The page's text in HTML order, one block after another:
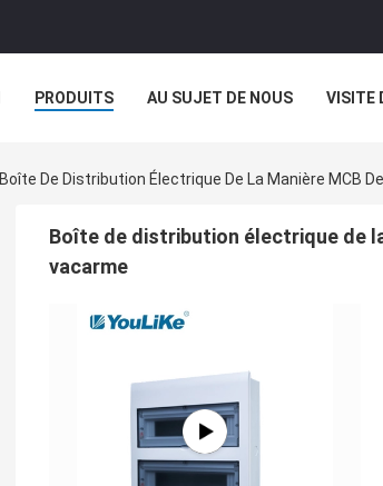
PRODUITS AU SUJET DE NOUS VISITE
Boîte De Distribution Électrique De La Manière MCB
Boîte de distribution électrique de
vacarme